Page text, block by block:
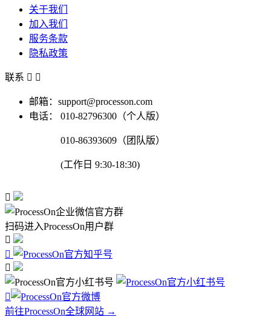
关于我们
加入我们
服务条款
隐私政策
联系  
邮箱：support@processon.com
电话：
010-82796300（个人版）
010-86393609（团队版）
(工作日 9:30-18:30)

扫码进入ProcessOn用户群




前往ProcessOn全球网站 →